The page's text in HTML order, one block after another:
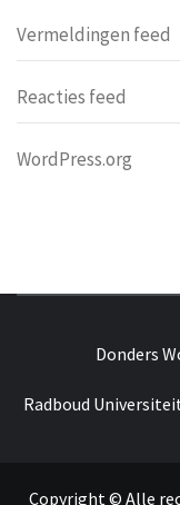
Vermeldingen feed
Reacties feed
WordPress.org
Donders
Radboud
Copyright © Alle